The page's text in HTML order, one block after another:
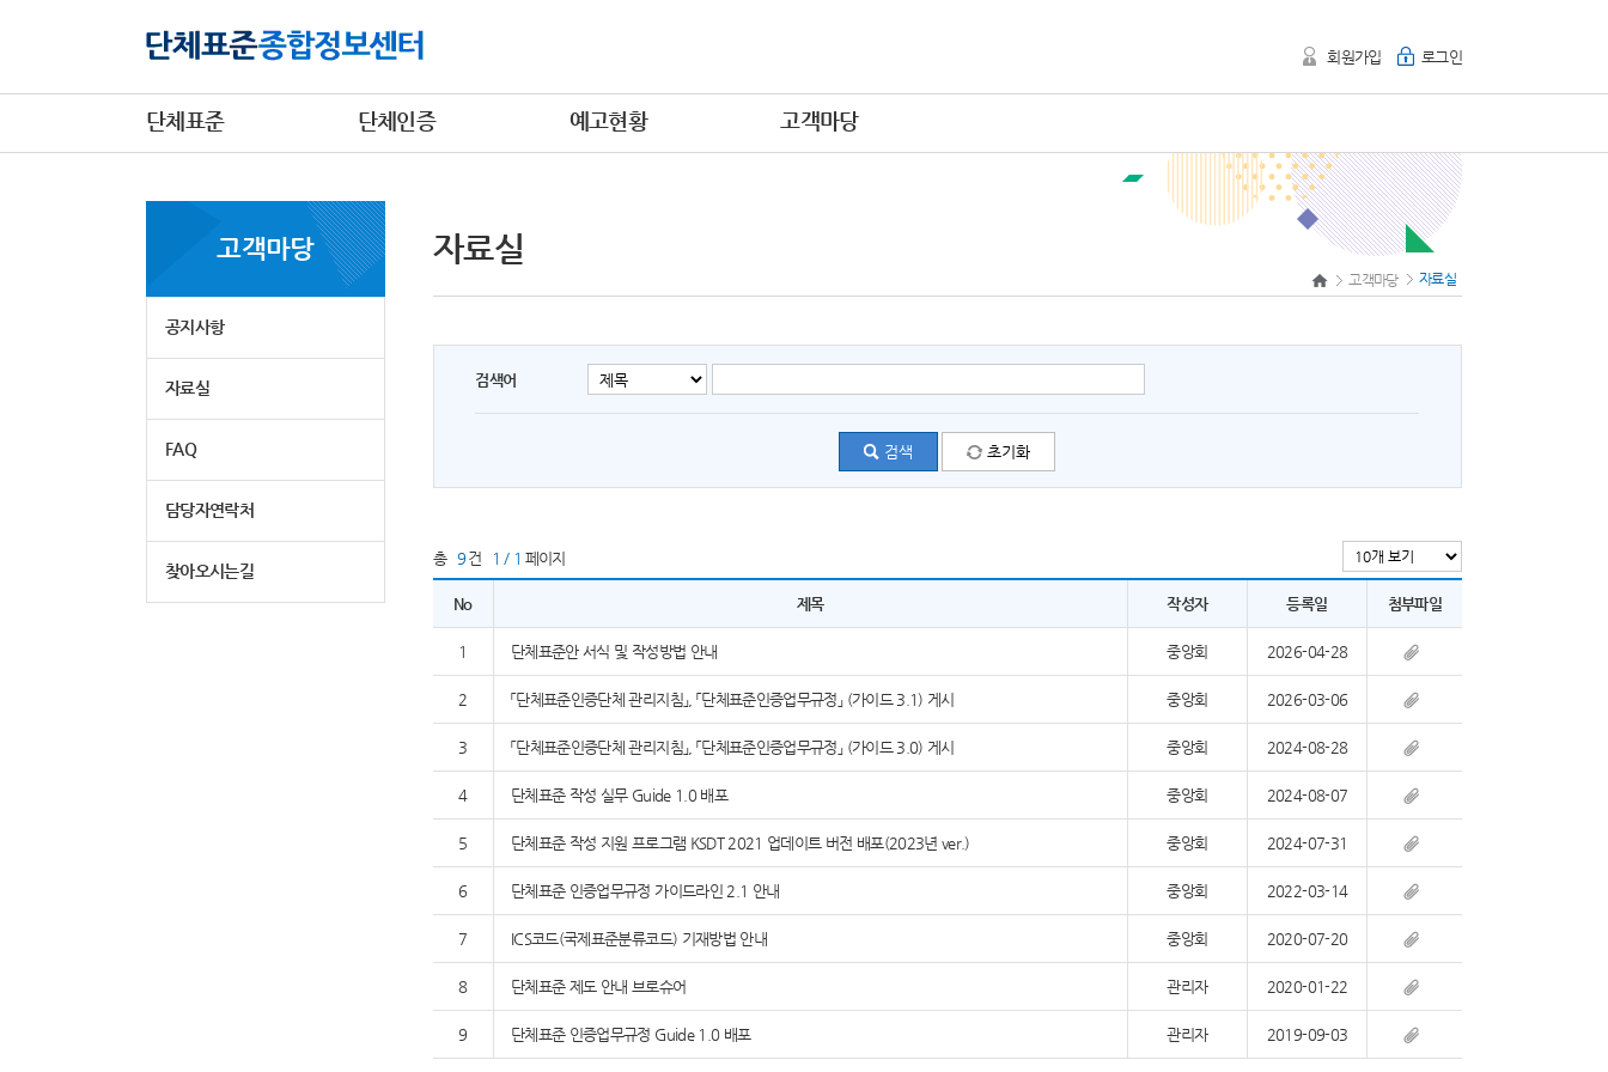
회원가입 로그인
단체표준 단체인증 예고현황 고객마당
고객마당
공지사항
자료실
FAQ
담당자연락처
찾아오시는길
자료실
고객마당 자료실
검색어
총 9 건 1 / 1 페이지
No 제목 작성자 등록일 첨부파일
1 단체표준안 서식 및 작성방법 안내 중앙회 2026-04-28
2 「단체표준인증단체 관리지침」, 「단체표준인증업무규정」 (가이드 3.1) 게시 중앙회 2026-03-06
3 「단체표준인증단체 관리지침」, 「단체표준인증업무규정」 (가이드 3.0) 게시 중앙회 2024-08-28
4 단체표준 작성 실무 Guide 1.0 배포 중앙회 2024-08-07
5 단체표준 작성 지원 프로그램 KSDT 2021 업데이트 버전 배포(2023년 ver.) 중앙회 2024-07-31
6 단체표준 인증업무규정 가이드라인 2.1 안내 중앙회 2022-03-14
7 ICS코드(국제표준분류코드) 기재방법 안내 중앙회 2020-07-20
8 단체표준 제도 안내 브로슈어 관리자 2020-01-22
9 단체표준 인증업무규정 Guide 1.0 배포 관리자 2019-09-03